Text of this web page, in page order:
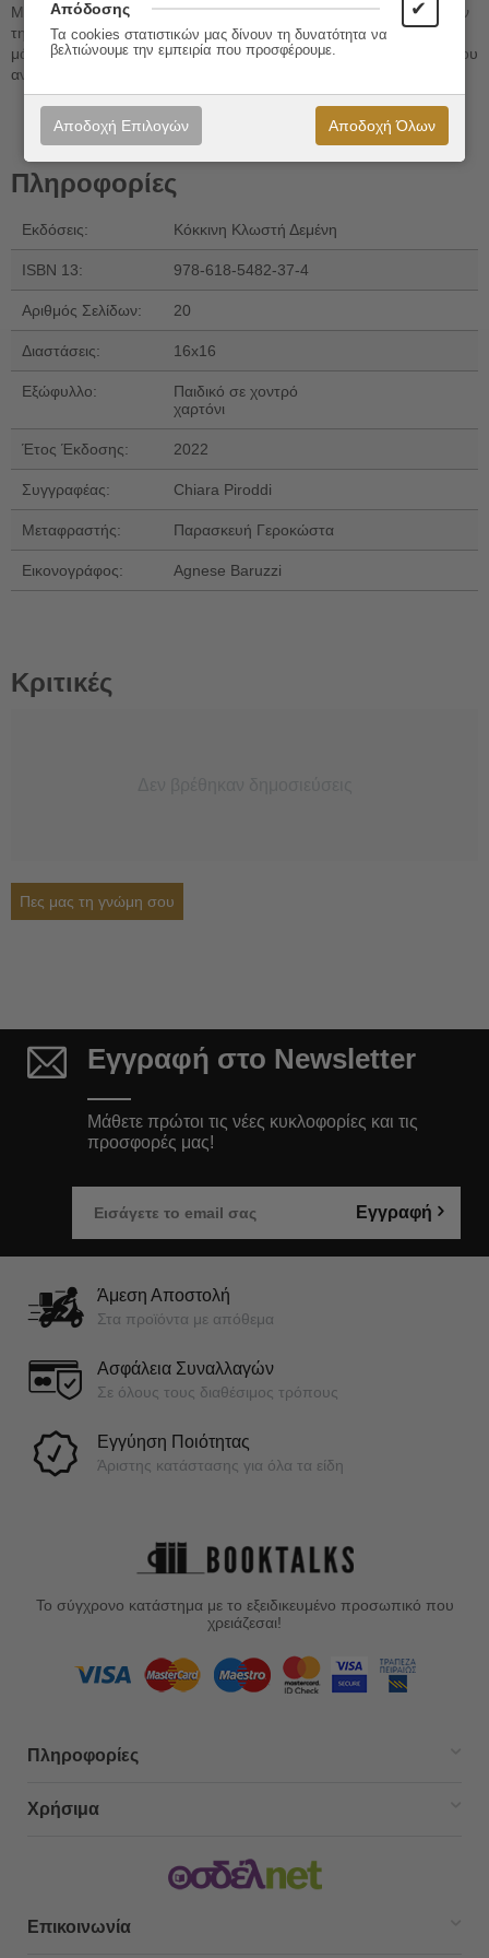
Μοντεσσόρι έχουν καλύτερη απόδοση από αυτά που ακολουθούν
την παραδοσιακή μέθοδο διδασκαλίας. Τα κάνει να αγαπούν τη
μάθηση και όχι να τη βλέπουν σαν ένα βάρος και μία διαδικασία που
ανυπομονούν να τελειώσει.
Πληροφορίες
Εκδόσεις: Κόκκινη Κλωστή Δεμένη
ISBN 13: 978-618-5482-37-4
Αριθμός Σελίδων: 20
Διαστάσεις: 16x16
Εξώφυλλο:
Παιδικό σε χοντρό
χαρτόνι
Έτος Έκδοσης: 2022
Συγγραφέας: Chiara Piroddi
Μεταφραστής: Παρασκευή Γεροκώστα
Εικονογράφος: Agnese Baruzzi
Κριτικές
Πες μας τη γνώμη σου
Εγγραφή στο Newsletter
Μάθετε πρώτοι τις νέες κυκλοφορίες και τις
προσφορές μας!
Εγγραφή
Άμεση Αποστολή
Στα προϊόντα με απόθεμα
Ασφάλεια Συναλλαγών
Σε όλους τους διαθέσιμος τρόπους
Εγγύηση Ποιότητας
Άριστης κατάστασης για όλα τα είδη
Το σύγχρονο κατάστημα με το εξειδικευμένο προσωπικό που
χρειάζεσαι!
Πληροφορίες
Χρήσιμα
Επικοινωνία
Απόδοσης ✔
Τα cookies στατιστικών μας δίνουν τη δυνατότητα να
βελτιώνουμε την εμπειρία που προσφέρουμε.
Αποδοχή Επιλογών Αποδοχή Όλων